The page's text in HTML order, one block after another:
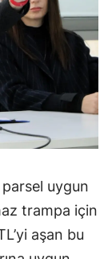
parsel uygun
trampa için
aşan bu